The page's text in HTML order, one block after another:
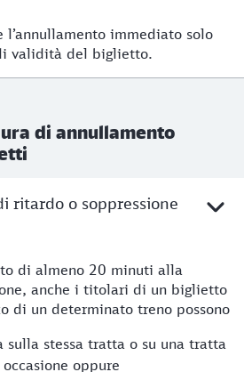
immediato solo
validità del biglietto.
di annullamento
ritardo o soppressione
di almeno 20 minuti alla
anche i titolari di un biglietto
di un determinato treno possono
sulla stessa tratta o su una tratta
oppure